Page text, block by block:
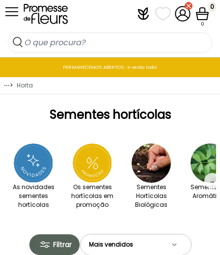
Ir para o Conteúdo PlantfitAs minhas listas
A minha
0
0
PERMANECEMOS ABERTOS : o verão todo!
⋯> Horta
Sementes hortícolas
As novidades
sementes
hortícolas
Os sementes
hortícolas em
promoção
Sementes
Hortícolas
Biológicas
→
Filtrar